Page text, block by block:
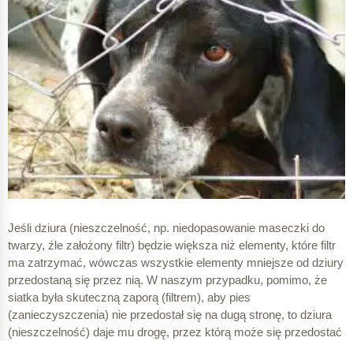
Jeśli dziura (nieszczelność, np. niedopasowanie maseczki do
twarzy, źle założony filtr) będzie większa niż elementy, które filtr
ma zatrzymać, wówczas wszystkie elementy mniejsze od dziury
przedostaną się przez nią. W naszym przypadku, pomimo, że
siatka była skuteczną zaporą (filtrem), aby pies
(zanieczyszczenia) nie przedostał się na dugą stronę, to dziura
(nieszczelność) daje mu drogę, przez którą może się przedostać